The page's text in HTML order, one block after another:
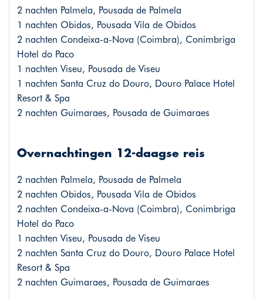
2 nachten Palmela, Pousada de Palmela
1 nachten Obidos, Pousada Vila de Obidos
2 nachten Condeixa-a-Nova (Coimbra), Conimbriga
Hotel do Paco
1 nachten Viseu, Pousada de Viseu
1 nachten Santa Cruz do Douro, Douro Palace Hotel
Resort & Spa
2 nachten Guimaraes, Pousada de Guimaraes
Overnachtingen 12-daagse reis
2 nachten Palmela, Pousada de Palmela
2 nachten Obidos, Pousada Vila de Obidos
2 nachten Condeixa-a-Nova (Coimbra), Conimbriga
Hotel do Paco
1 nachten Viseu, Pousada de Viseu
2 nachten Santa Cruz do Douro, Douro Palace Hotel
Resort & Spa
2 nachten Guimaraes, Pousada de Guimaraes